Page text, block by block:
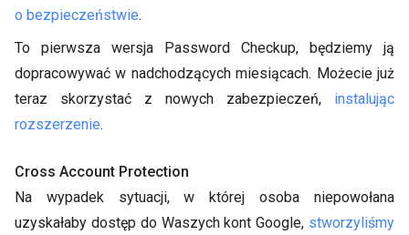
o bezpieczeństwie.
To pierwsza wersja Password Checkup, będziemy ją
dopracowywać w nadchodzących miesiącach. Możecie już
teraz skorzystać z nowych zabezpieczeń, instalując
rozszerzenie.
Cross Account Protection
Na wypadek sytuacji, w której osoba niepowołana
uzyskałaby dostęp do Waszych kont Google, stworzyliśmy